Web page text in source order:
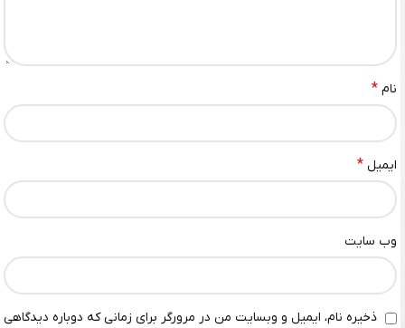
نام *
ایمیل *
وب‌ سایت
ذخیره نام، ایمیل و وبسایت من در مرورگر برای زمانی که دوباره دیدگاهی